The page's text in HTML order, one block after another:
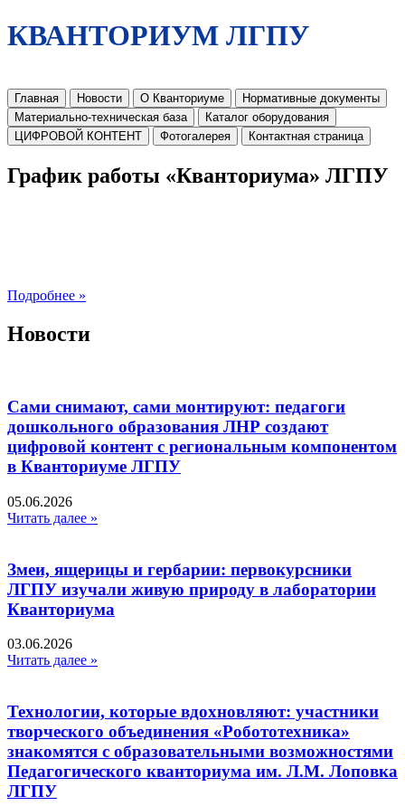
КВАНТОРИУМ ЛГПУ
Главная Новости О Кванториуме
Нормативные документы
Материально-техническая база
Каталог оборудования
ЦИФРОВОЙ КОНТЕНТ
Фотогалерея Контактная страница
График работы «Кванториума» ЛГПУ
Подробнее »
Новости
Сами снимают, сами монтируют: педагоги
дошкольного образования ЛНР создают
цифровой контент с региональным компонентом
в Кванториуме ЛГПУ​
05.06.2026
Читать далее »
Змеи, ящерицы и гербарии: первокурсники
ЛГПУ изучали живую природу в лаборатории
Кванториума
03.06.2026
Читать далее »
Технологии, которые вдохновляют: участники
творческого объединения «Робототехника»
знакомятся с образовательными возможностями
Педагогического кванториума им. Л.М. Лоповка
ЛГПУ